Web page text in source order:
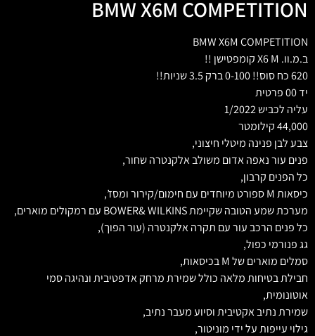
BMW X6M COMPETITION
BMW X6M COMPETITION
ב.מ.וו. X6 M קומפטישן !!
620 כח סוס!! 0-100 ברק 3.5 שניות!!
יד 00 פרטית
עליה לכביש 1/2022
44,000 קילומטר
צבע לבן פנינה מיטלי חיצוני,
פנים עור נאפה אדום משולב אלקנטרה שחור,
כל הפנים קרבון,
כיסאות M ספורט מיוחדים עם חימום/קירור ומסז’,
מערכת שמע הטובה שקיימת BOWER& WILKINS עם רמקולים מוארים,
כל פנים הרכב עור עם תקרה אלקנטרה (עור הפוך),
גג פנורמי כפול,
סמלים מוארים של M בכיסאות,
חבילת בטיחות מלאה כולל שמירת מרחק אדפטיבית ונהיגה סמי
אוטונומית,
שמירת נתיב אקטיבית וסיוע מעבר נתיב,
גילוי עייפות על ידי מוניטור,